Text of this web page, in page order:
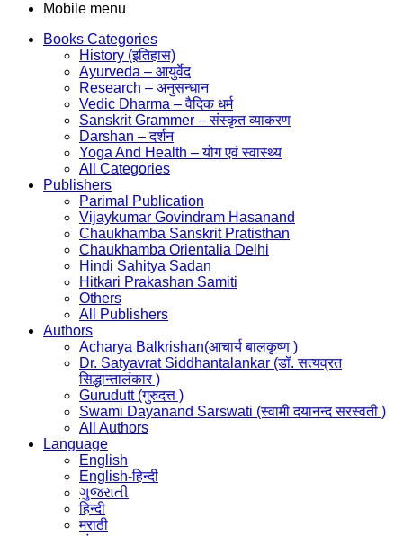
Mobile menu
Books Categories
History (इतिहास)
Ayurveda – आयुर्वेद
Research – अनुसन्धान
Vedic Dharma – वैदिक धर्म
Sanskrit Grammer – संस्कृत व्याकरण
Darshan – दर्शन
Yoga And Health – योग एवं स्वास्थ्य
All Categories
Publishers
Parimal Publication
Vijaykumar Govindram Hasanand
Chaukhamba Sanskrit Pratisthan
Chaukhamba Orientalia Delhi
Hindi Sahitya Sadan
Hitkari Prakashan Samiti
Others
All Publishers
Authors
Acharya Balkrishan(आचार्य बालकृष्ण )
Dr. Satyavrat Siddhantalankar (डॉ. सत्यव्रत
सिद्धान्तालंकार )
Gurudutt (गुरुदत्त )
Swami Dayanand Sarswati (स्वामी दयानन्द सरस्वती )
All Authors
Language
English
English-हिन्दी
ગુજરાતી
हिन्दी
मराठी